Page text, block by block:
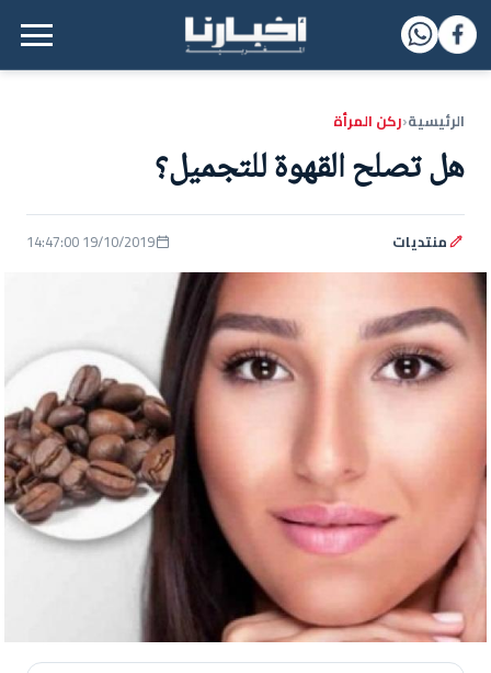
القائمة الرئيسية
الرئيسية‹ركن المرأة
هل تصلح القهوة للتجميل؟
منتديات 19/10/2019 14:47:00